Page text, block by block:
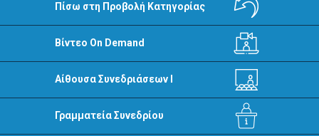
Πίσω στη Προβολή Κατηγορίας
Βίντεο On Demand
Αίθουσα Συνεδριάσεων I
Γραμματεία Συνεδρίου